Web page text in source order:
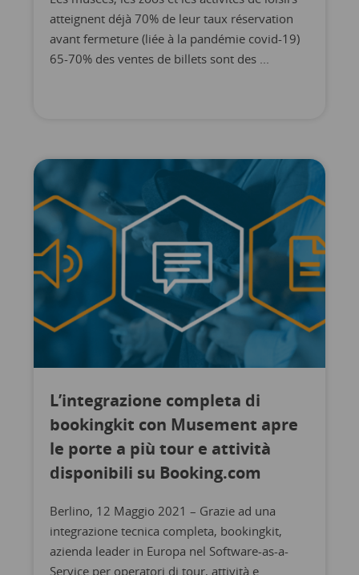
atteignent déjà 70% de leur taux réservation
avant fermeture (liée à la pandémie covid-19)
65-70% des ventes de billets sont des ...
L’integrazione completa di
bookingkit con Musement apre
le porte a più tour e attività
disponibili su Booking.com
Berlino, 12 Maggio 2021 – Grazie ad una
integrazione tecnica completa, bookingkit,
azienda leader in Europa nel Software-as-a-
Service per operatori di tour, attività e